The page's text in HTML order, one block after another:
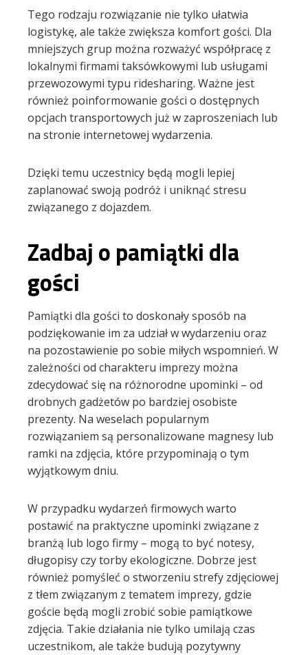
Tego rodzaju rozwiązanie nie tylko ułatwia
logistykę, ale także zwiększa komfort gości. Dla
mniejszych grup można rozważyć współpracę z
lokalnymi firmami taksówkowymi lub usługami
przewozowymi typu ridesharing. Ważne jest
również poinformowanie gości o dostępnych
opcjach transportowych już w zaproszeniach lub
na stronie internetowej wydarzenia.
Dzięki temu uczestnicy będą mogli lepiej
zaplanować swoją podróż i uniknąć stresu
związanego z dojazdem.
Zadbaj o pamiątki dla
gości
Pamiątki dla gości to doskonały sposób na
podziękowanie im za udział w wydarzeniu oraz
na pozostawienie po sobie miłych wspomnień. W
zależności od charakteru imprezy można
zdecydować się na różnorodne upominki – od
drobnych gadżetów po bardziej osobiste
prezenty. Na weselach popularnym
rozwiązaniem są personalizowane magnesy lub
ramki na zdjęcia, które przypominają o tym
wyjątkowym dniu.
W przypadku wydarzeń firmowych warto
postawić na praktyczne upominki związane z
branżą lub logo firmy – mogą to być notesy,
długopisy czy torby ekologiczne. Dobrze jest
również pomyśleć o stworzeniu strefy zdjęciowej
z tłem związanym z tematem imprezy, gdzie
goście będą mogli zrobić sobie pamiątkowe
zdjęcia. Takie działania nie tylko umilają czas
uczestnikom, ale także budują pozytywny